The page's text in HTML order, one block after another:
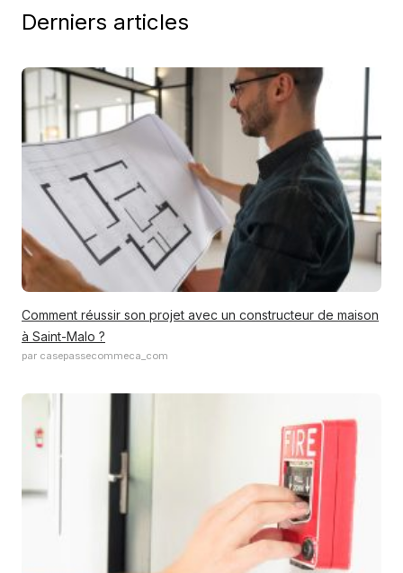
Derniers articles
Comment réussir son projet avec un constructeur de maison
à Saint-Malo ?
par casepassecommeca_com